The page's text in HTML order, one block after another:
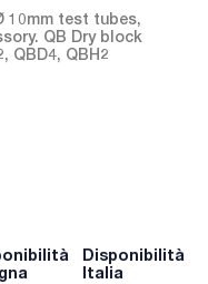
10mm test tubes,
QB Dry block
QBD4, QBH2
Disponibilità
Italia